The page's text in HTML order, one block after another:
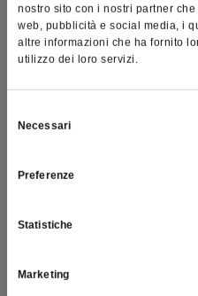
nostro sito con i nostri partner
web, pubblicità e social media, i
altre informazioni che ha fornito
utilizzo dei loro servizi.
delNecessari
Preferenze
Statistiche
Marketing
professionali e riporta dati,
salute e la sicurezza del